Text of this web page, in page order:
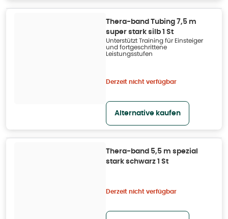
Thera-band Tubing 7,5 m
super stark silb 1 St
Unterstützt Training für Einsteiger
und fortgeschrittene
Leistungsstufen
Derzeit nicht verfügbar
Alternative kaufen
Thera-band 5,5 m spezial
stark schwarz 1 St
Derzeit nicht verfügbar